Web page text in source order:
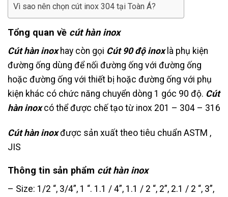
Vì sao nên chọn cút inox 304 tại Toàn Á?
Tổng quan về cút hàn inox
Cút hàn inoxhay còn gọi Cút 90 độ inox là phụ kiện
đường ống dùng để nối đường ống với đường ống
hoặc đường ống với thiết bị hoặc đường ống với phụ
kiện khác có chức năng chuyển dòng 1 góc 90 độ. Cút
hàn inoxcó thể được chế tạo từ inox 201 – 304 – 316
Cút hàn inoxđược sản xuất theo tiêu chuẩn ASTM ,
JIS
Thông tin sản phẩm cút hàn inox
– Size: 1/2 “, 3/4”, 1 “. 1.1 / 4”, 1.1 / 2 “, 2”, 2.1 / 2 “, 3”,